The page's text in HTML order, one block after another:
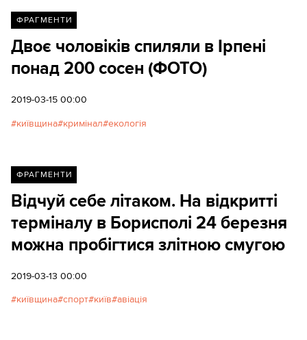
ФРАГМЕНТИ
Двоє чоловіків спиляли в Ірпені
понад 200 сосен (ФОТО)
2019-03-15 00:00
київщина кримінал екологія
ФРАГМЕНТИ
Відчуй себе літаком. На відкритті
терміналу в Борисполі 24 березня
можна пробігтися злітною смугою
2019-03-13 00:00
київщина спорт київ авіація